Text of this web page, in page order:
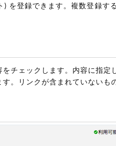
) を登録できます。複数登録す
チェックします。内容に指定
。リンクが含まれていないも